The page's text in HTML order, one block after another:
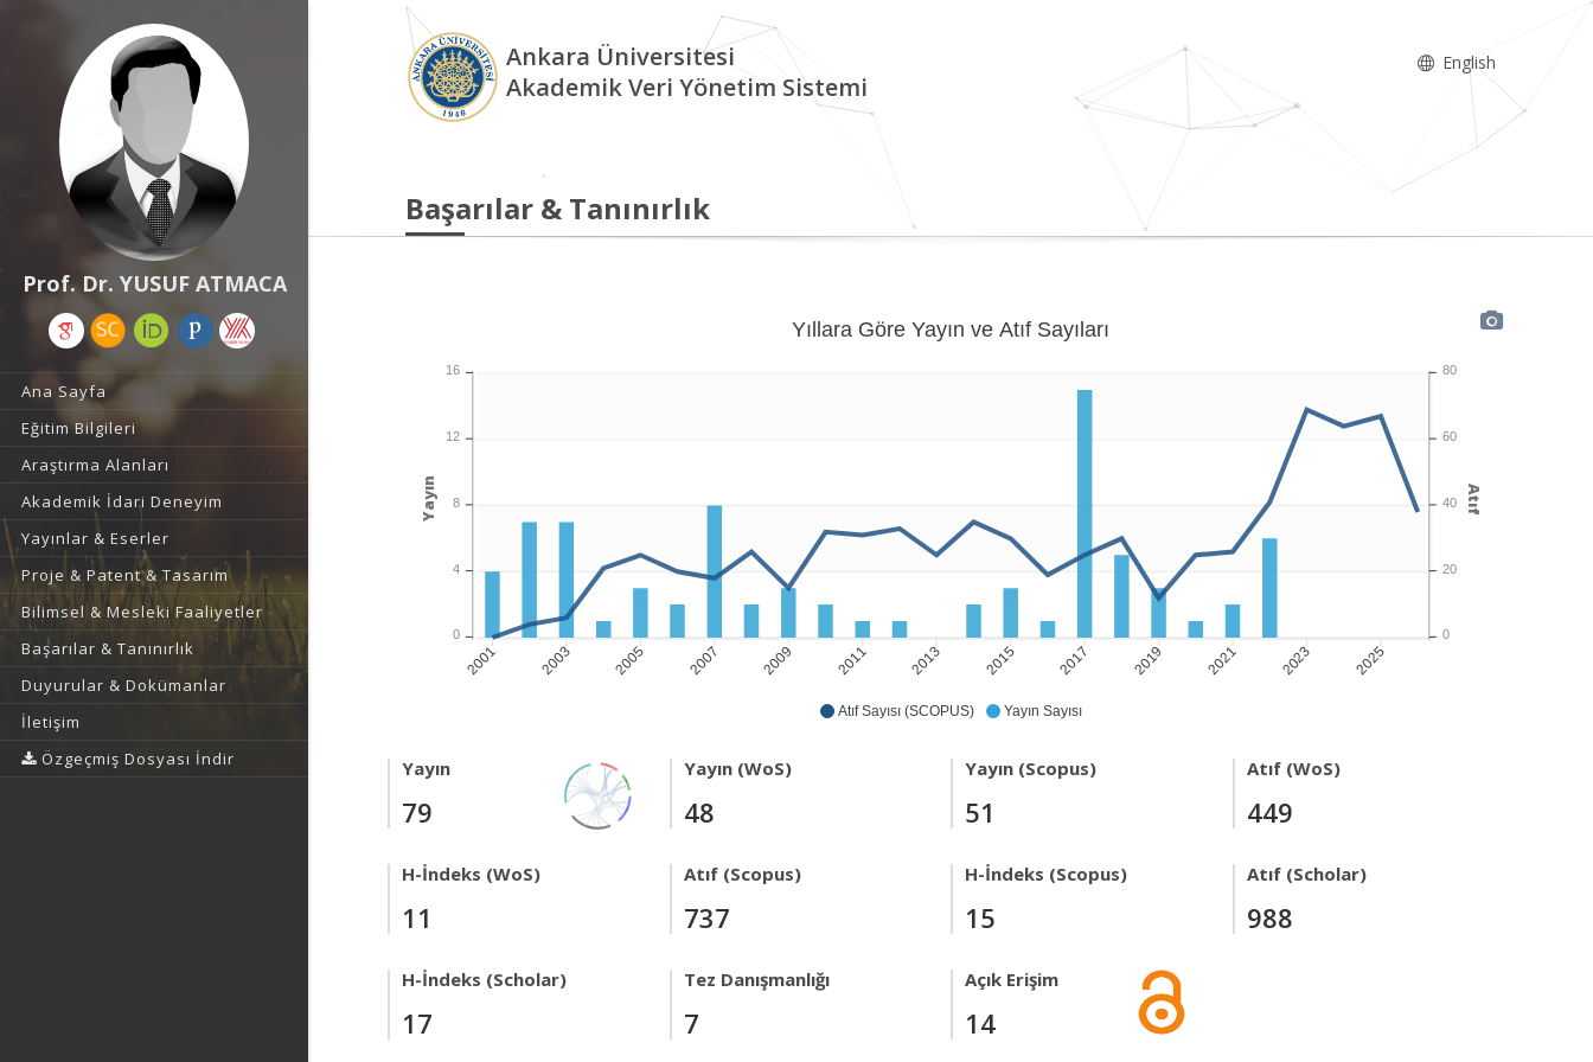
Prof. Dr. YUSUF ATMACA
Ana Sayfa
Eğitim Bilgileri
Araştırma Alanları
Akademik İdari Deneyim
Yayınlar & Eserler
Proje & Patent & Tasarım
Bilimsel & Mesleki Faaliyetler
Başarılar & Tanınırlık
Duyurular & Dokümanlar
İletişim
Özgeçmiş Dosyası İndir
Ankara Üniversitesi
Akademik Veri Yönetim Sistemi
English
Başarılar & Tanınırlık
Atıf Sayısı (SCOPUS) Yayın Sayısı
2001 2003 2005 2007 2009 2011 2013 2015 2017 2019 2021 2023 2025
Yıllara Göre Yayın ve Atıf Sayıları
80
60
40
20
0
Atıf
16
12
8
4
0
Yayın
Yayın
79
Yayın (WoS)
48
Yayın (Scopus)
51
Atıf (WoS)
449
H-İndeks (WoS)
11
Atıf (Scopus)
737
H-İndeks (Scopus)
15
Atıf (Scholar)
988
H-İndeks (Scholar)
17
Tez Danışmanlığı
7
Açık Erişim
14